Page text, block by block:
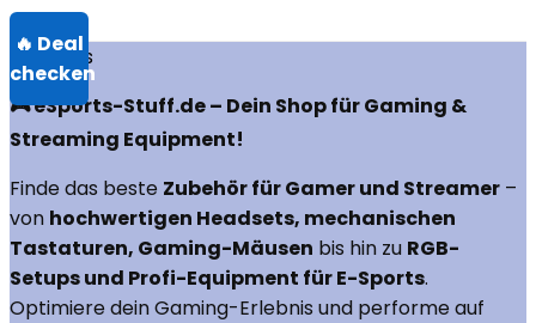
Über uns
🎮 eSports-Stuff.de – Dein Shop für Gaming &
Streaming Equipment!
Finde das beste Zubehör für Gamer und Streamer –
von hochwertigen Headsets, mechanischen
Tastaturen, Gaming-Mäusen bis hin zu RGB-
Setups und Profi-Equipment für E-Sports.
Optimiere dein Gaming-Erlebnis und performe auf